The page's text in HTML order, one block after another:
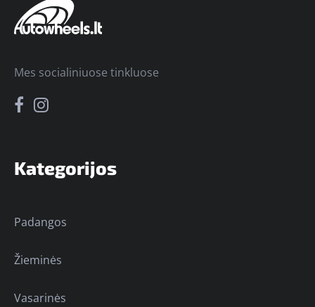
Kategorijos
Padangos
Žieminės
Vasarinės
Mes socialiniuose tinkluose